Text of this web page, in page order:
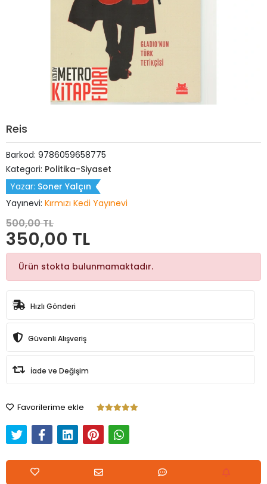
Reis
Barkod: 9786059658775
Kategori: Politika-Siyaset
Yazar: Soner Yalçın
Yayınevi: Kırmızı Kedi Yayınevi
500,00 TL
350,00 TL
Ürün stokta bulunmamaktadır.
Hızlı Gönderi
Güvenli Alışveriş
İade ve Değişim
Favorilerime ekle